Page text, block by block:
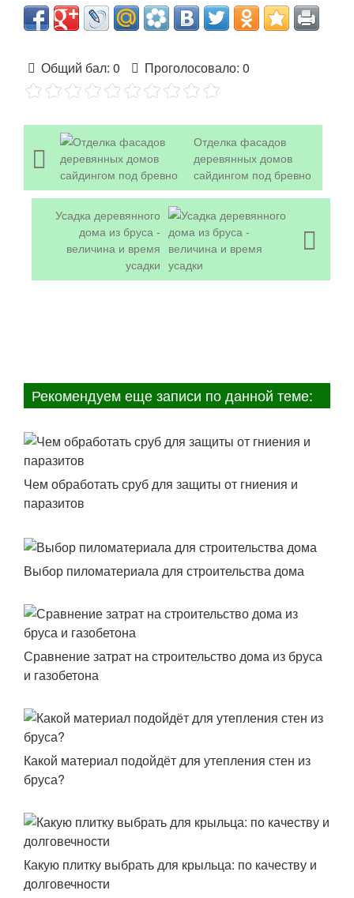
Общий бал: 0 Проголосовало: 0
Отделка фасадов
деревянных домов
сайдингом под бревно
Усадка деревянного
дома из бруса -
величина и время
усадки
Рекомендуем еще записи по данной теме:
Чем обработать сруб для защиты от гниения и
паразитов
Выбор пиломатериала для строительства дома
Сравнение затрат на строительство дома из бруса
и газобетона
Какой материал подойдёт для утепления стен из
бруса?
Какую плитку выбрать для крыльца: по качеству и
долговечности